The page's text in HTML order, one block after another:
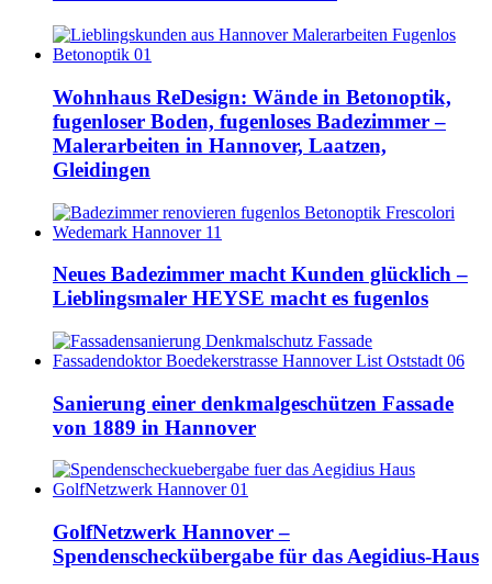
Wohnhaus ReDesign: Wände in Betonoptik,
fugenloser Boden, fugenloses Badezimmer –
Malerarbeiten in Hannover, Laatzen,
Gleidingen
Neues Badezimmer macht Kunden glücklich –
Lieblingsmaler HEYSE macht es fugenlos
Sanierung einer denkmalgeschützen Fassade
von 1889 in Hannover
GolfNetzwerk Hannover –
Spendenscheckübergabe für das Aegidius-Haus